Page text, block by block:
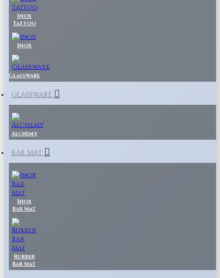
Inox
Tattoo
Inox
Glassware
GLASSWARE
Alchemy
BAR MAT
Inox
Bar Mat
Rubber
Bar Mat